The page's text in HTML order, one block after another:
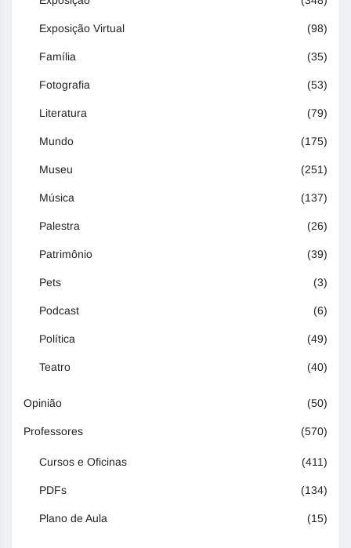
Exposição Virtual (98)
Família (35)
Fotografia (53)
Literatura (79)
Mundo (175)
Museu (251)
Música (137)
Palestra (26)
Patrimônio (39)
Pets (3)
Podcast (6)
Política (49)
Teatro (40)
Opinião (50)
Professores (570)
Cursos e Oficinas (411)
PDFs (134)
Plano de Aula (15)